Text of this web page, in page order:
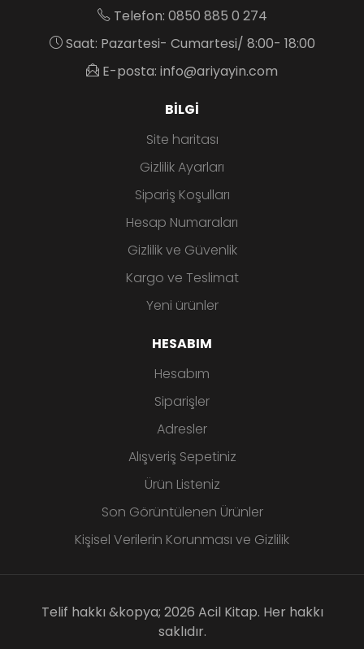
Telefon: 0850 885 0 274
Saat: Pazartesi- Cumartesi/ 8:00- 18:00
E-posta: info@ariyayin.com
BILGI
Site haritası
Gizlilik Ayarları
Sipariş Koşulları
Hesap Numaraları
Gizlilik ve Güvenlik
Kargo ve Teslimat
Yeni ürünler
HESABIM
Hesabım
Siparişler
Adresler
Alışveriş Sepetiniz
Ürün Listeniz
Son Görüntülenen Ürünler
Kişisel Verilerin Korunması ve Gizlilik
Telif hakkı &kopya; 2026 Acil Kitap. Her hakkı
saklıdır.